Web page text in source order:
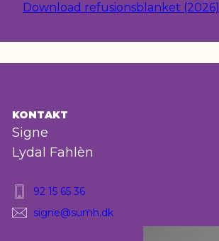
Download refusionsblanket (2026)
KONTAKT
Signe
Lydal Fahlèn
92 15 65 36
signe@sumh.dk